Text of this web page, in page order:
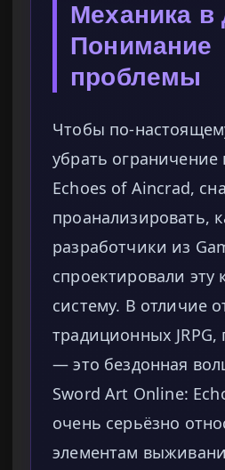
Механика в
Понимание
проблемы
Чтобы по-
убрать ограничение
Echoes of Aincrad,
проанализировать,
разработчики из
спроектировали эту
систему. В отличие
традиционных JRPG,
— это бездонная
Sword Art Online:
очень серьёзно
элементам